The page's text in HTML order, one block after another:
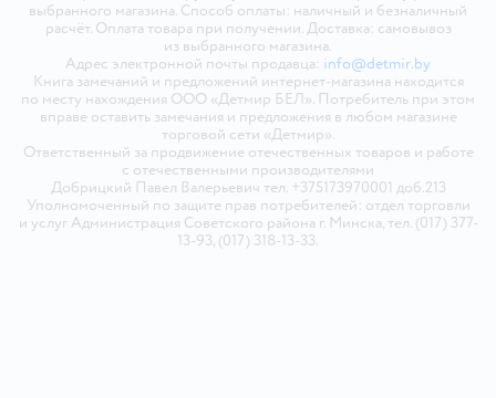
выбранного магазина. Способ оплаты: наличный и безналичный
расчёт. Оплата товара при получении. Доставка: самовывоз
из выбранного магазина.
Адрес электронной почты продавца: info@detmir.by
Книга замечаний и предложений интернет-магазина находится
по месту нахождения ООО «Детмир БЕЛ». Потребитель при этом
вправе оставить замечания и предложения в любом магазине
торговой сети «Детмир».
Ответственный за продвижение отечественных товаров и работе
с отечественными производителями
Добрицкий Павел Валерьевич тел. +375173970001 доб.213
Уполномоченный по защите прав потребителей: отдел торговли
и услуг Администрация Советского района г. Минска, тел. (017) 377-
13-93, (017) 318-13-33.